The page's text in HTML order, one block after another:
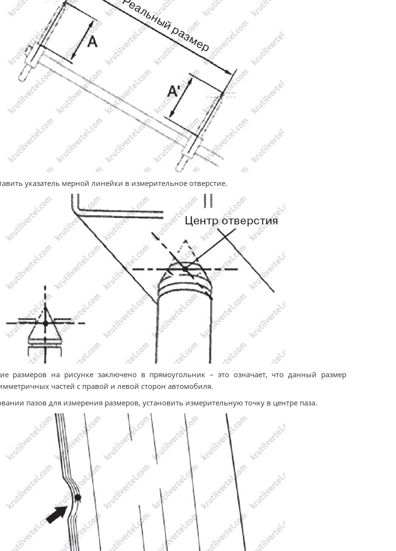
указатель мерной линейки в измерительное отверстие.
размеров на рисунке заключено в прямоугольник – это означает, что данный размер
частей с правой и левой сторон автомобиля.
пазов для измерения размеров, установить измерительную точку в центре паза.